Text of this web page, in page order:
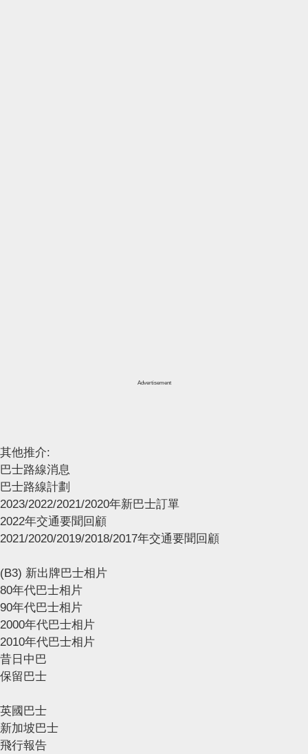
Advertisement
其他推介:
巴士路線消息
巴士路線計劃
2023/2022/2021/2020年新巴士訂單
2022年交通要聞回顧
2021/2020/2019/2018/2017年交通要聞回顧
(B3) 新出牌巴士相片
80年代巴士相片
90年代巴士相片
2000年代巴士相片
2010年代巴士相片
昔日中巴
保留巴士
英國巴士
新加坡巴士
飛行報告